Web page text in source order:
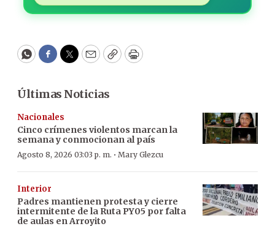
WhatsApp
Facebook
Twitter
EmailCopyPrint
Últimas Noticias
Nacionales
Cinco crímenes violentos marcan la
semana y conmocionan al país
Agosto 8, 2026 03:03 p. m. · Mary Glezcu
Interior
Padres mantienen protesta y cierre
intermitente de la Ruta PY05 por falta
de aulas en Arroyito